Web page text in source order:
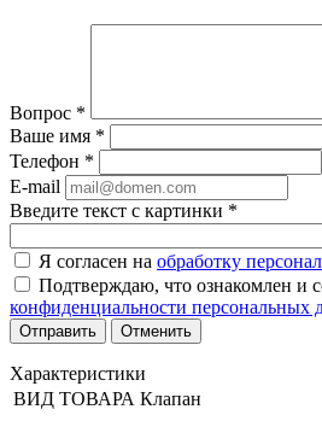
Вопрос *
Ваше имя *
Телефон *
E-mail
Введите текст с картинки *
Я согласен на обработку
Подтверждаю, что ознакомлен и
конфиденциальности персональных
Отменить
Характеристики
ВИД ТОВАРА Клапан